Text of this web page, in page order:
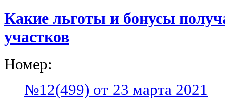
Какие льготы и бонусы
участков
Номер:
№12(499) от 23 марта 2021